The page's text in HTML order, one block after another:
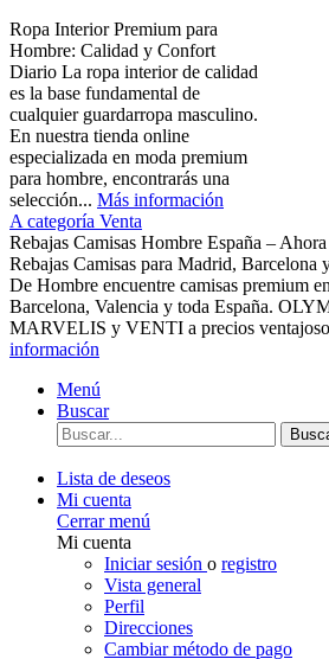
Ropa Interior Premium para
Hombre: Calidad y Confort
Diario La ropa interior de calidad
es la base fundamental de
cualquier guardarropa masculino.
En nuestra tienda online
especializada en moda premium
para hombre, encontrarás una
selección... Más información
A categoría Venta
Rebajas Camisas Hombre España –
Rebajas Camisas para Madrid, Barcelona
De Hombre encuentre camisas premium
Barcelona, Valencia y toda España.
MARVELIS y VENTI a precios
información
Menú
Buscar
Lista de deseos
Mi cuenta
Cerrar menú
Mi cuenta
Iniciar sesión o registro
Vista general
Perfil
Direcciones
Cambiar método de pago